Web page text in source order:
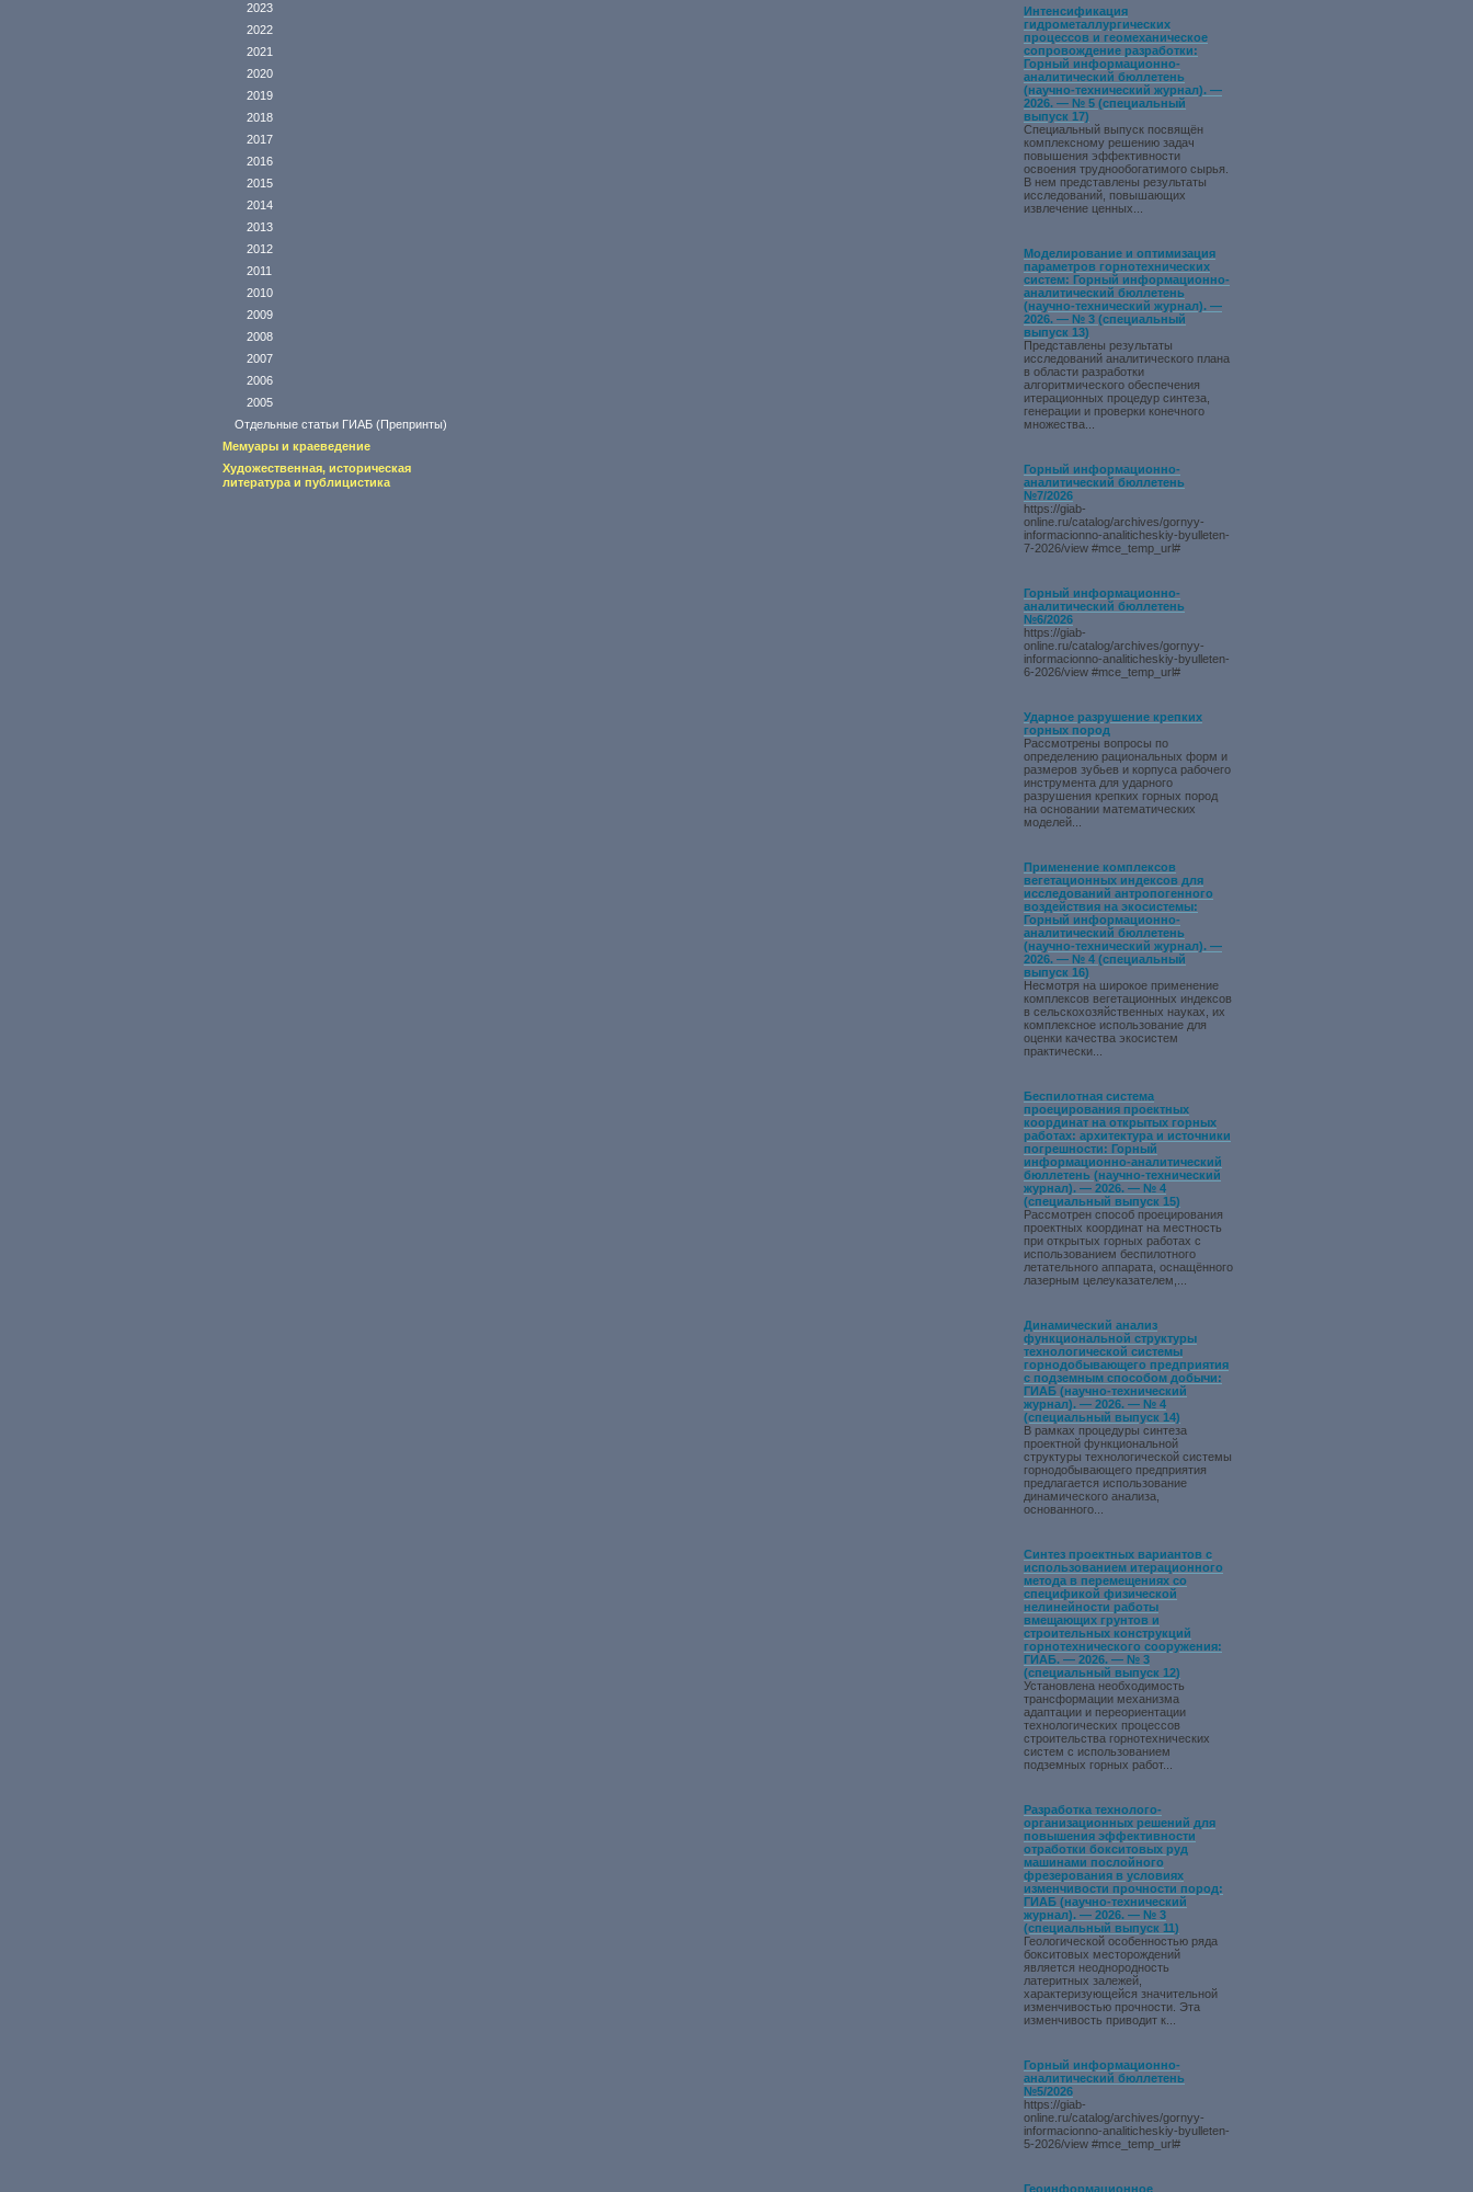
2023
2022
2021
2020
2019
2018
2017
2016
2015
2014
2013
2012
2011
2010
2009
2008
2007
2006
2005
Отдельные статьи ГИАБ (Препринты)
Мемуары и краеведение
Художественная, историческая
литература и публицистика
Интенсификация
гидрометаллургических
процессов и геомеханическое
сопровождение разработки:
Горный информационно-
аналитический бюллетень
(научно-технический журнал). —
2026. — № 5 (специальный
выпуск 17)
Специальный выпуск посвящён
комплексному решению задач
повышения эффективности
освоения труднообогатимого сырья.
В нем представлены результаты
исследований, повышающих
извлечение ценных...
Моделирование и оптимизация
параметров горнотехнических
систем: Горный информационно-
аналитический бюллетень
(научно-технический журнал). —
2026. — № 3 (специальный
выпуск 13)
Представлены результаты
исследований аналитического плана
в области разработки
алгоритмического обеспечения
итерационных процедур синтеза,
генерации и проверки конечного
множества...
Горный информационно-
аналитический бюллетень
№7/2026
https://giab-
online.ru/catalog/archives/gornyy-
informacionno-analiticheskiy-byulleten-
7-2026/view #mce_temp_url#
Горный информационно-
аналитический бюллетень
№6/2026
https://giab-
online.ru/catalog/archives/gornyy-
informacionno-analiticheskiy-byulleten-
6-2026/view #mce_temp_url#
Ударное разрушение крепких
горных пород
Рассмотрены вопросы по
определению рациональных форм и
размеров зубьев и корпуса рабочего
инструмента для ударного
разрушения крепких горных пород
на основании математических
моделей...
Применение комплексов
вегетационных индексов для
исследований антропогенного
воздействия на экосистемы:
Горный информационно-
аналитический бюллетень
(научно-технический журнал). —
2026. — № 4 (специальный
выпуск 16)
Несмотря на широкое применение
комплексов вегетационных индексов
в сельскохозяйственных науках, их
комплексное использование для
оценки качества экосистем
практически...
Беспилотная система
проецирования проектных
координат на открытых горных
работах: архитектура и источники
погрешности: Горный
информационно-аналитический
бюллетень (научно-технический
журнал). — 2026. — № 4
(специальный выпуск 15)
Рассмотрен способ проецирования
проектных координат на местность
при открытых горных работах с
использованием беспилотного
летательного аппарата, оснащённого
лазерным целеуказателем,...
Динамический анализ
функциональной структуры
технологической системы
горнодобывающего предприятия
с подземным способом добычи:
ГИАБ (научно-технический
журнал). — 2026. — № 4
(специальный выпуск 14)
В рамках процедуры синтеза
проектной функциональной
структуры технологической системы
горнодобывающего предприятия
предлагается использование
динамического анализа,
основанного...
Синтез проектных вариантов с
использованием итерационного
метода в перемещениях со
спецификой физической
нелинейности работы
вмещающих грунтов и
строительных конструкций
горнотехнического сооружения:
ГИАБ. — 2026. — № 3
(специальный выпуск 12)
Установлена необходимость
трансформации механизма
адаптации и переориентации
технологических процессов
строительства горнотехнических
систем с использованием
подземных горных работ...
Разработка технолого-
организационных решений для
повышения эффективности
отработки бокситовых руд
машинами послойного
фрезерования в условиях
изменчивости прочности пород:
ГИАБ (научно-технический
журнал). — 2026. — № 3
(специальный выпуск 11)
Геологической особенностью ряда
бокситовых месторождений
является неоднородность
латеритных залежей,
характеризующейся значительной
изменчивостью прочности. Эта
изменчивость приводит к...
Горный информационно-
аналитический бюллетень
№5/2026
https://giab-
online.ru/catalog/archives/gornyy-
informacionno-analiticheskiy-byulleten-
5-2026/view #mce_temp_url#
Геоинформационное